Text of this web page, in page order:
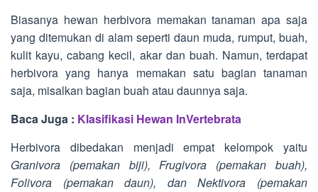
Biasanya hewan herbivora memakan tanaman apa saja
yang ditemukan di alam seperti daun muda, rumput, buah,
kulit kayu, cabang kecil, akar dan buah. Namun, terdapat
herbivora yang hanya memakan satu bagian tanaman
saja, misalkan bagian buah atau daunnya saja.
Baca Juga : Klasifikasi Hewan InVertebrata
Herbivora dibedakan menjadi empat kelompok yaitu
Granivora (pemakan biji), Frugivora (pemakan buah),
Folivora (pemakan daun), dan Nektivora (pemakan